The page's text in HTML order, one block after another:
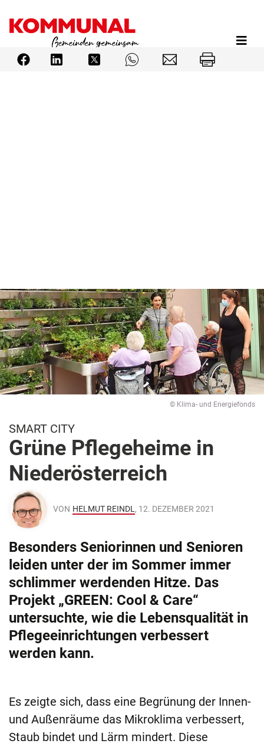
Inhalt
© Klima- und Energiefonds
SMART CITY
Grüne Pflegeheime in
Niederösterreich
VON HELMUT REINDL , 12. DEZEMBER 2021
Besonders Seniorinnen und Senioren
leiden unter der im Sommer immer
schlimmer werdenden Hitze. Das
Projekt „GREEN: Cool & Care“
untersuchte, wie die Lebensqualität in
Pflegeeinrichtungen verbessert
werden kann.
Es zeigte sich, dass eine Begrünung der Innen-
und Außenräume das Mikroklima verbessert,
Staub bindet und Lärm mindert. Diese